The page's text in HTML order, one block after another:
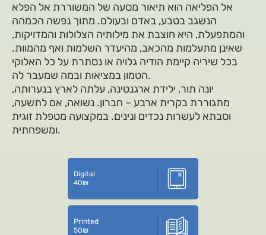
אל הפליאה הוא תיאור מסעה של המשוררת אל הפלא
הנשגב בטבע, באדם ובעולם. מתוך נפשה הכמהה
והמתפעלת, היא חוצבת את מילותיה הצלולות והמדויקות,
שאינן מתעלמות מהכאב, מהיעדר השלמות ואף מהמוות.
בכל שיריה קיימת הודיה גלויה או נסתרת על כל האלוקי
הטמון במציאות ובמה שמעבר לה.
יונה תור, ילידת ארגנטינה, עלתה לארץ בנערותה,
מתגוררת בקרית ארבע – חברון. נשואה, אם לתשעה,
וסבתא לעשרות נכדים ונינים. במקצועה מטפלת זוגית
ומשפחתית.
Digital
40₪
Printed
50₪